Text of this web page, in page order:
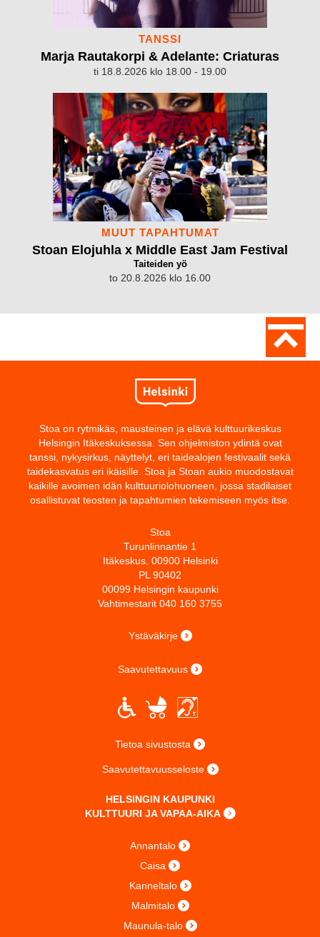
TANSSI
Marja Rautakorpi & Adelante: Criaturas
ti 18.8.2026 klo 18.00 - 19.00
MUUT TAPAHTUMAT
Stoan Elojuhla x Middle East Jam Festival
Taiteiden yö
to 20.8.2026 klo 16.00
Stoa on rytmikäs, mausteinen ja elävä kulttuurikeskus
Helsingin Itäkeskuksessa. Sen ohjelmiston ydintä ovat
tanssi, nykysirkus, näyttelyt, eri taidealojen festivaalit sekä
taidekasvatus eri ikäisille. Stoa ja Stoan aukio muodostavat
kaikille avoimen idän kulttuuriolohuoneen, jossa stadilaiset
osallistuvat teosten ja tapahtumien tekemiseen myös itse.
Stoa
Turunlinnantie 1
Itäkeskus, 00900 Helsinki
PL 90402
00099 Helsingin kaupunki
Vahtimestarit 040 160 3755
Ystäväkirje
Saavutettavuus
Tietoa sivustosta
Saavutettavuusseloste
HELSINGIN KAUPUNKI
KULTTUURI JA VAPAA-AIKA
Annantalo
Caisa
Kanneltalo
Malmitalo
Maunula-talo